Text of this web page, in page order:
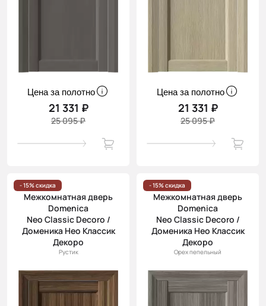
Цена за полотно
21 331 ₽
25 095 ₽
Цена за полотно
21 331 ₽
25 095 ₽
- 15% скидка
Межкомнатная дверь
Domenica
Neo Classic Decoro /
Доменика Нео Классик
Декоро
Рустик
- 15% скидка
Межкомнатная дверь
Domenica
Neo Classic Decoro /
Доменика Нео Классик
Декоро
Орех пепельный